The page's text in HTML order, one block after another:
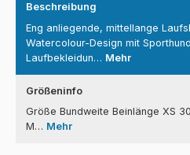
Beschreibung
Eng anliegende, mittellange
Watercolour-Design mit
Laufbekleidun… Mehr
Größeninfo
Größe Bundweite Beinlänge XS
M… Mehr